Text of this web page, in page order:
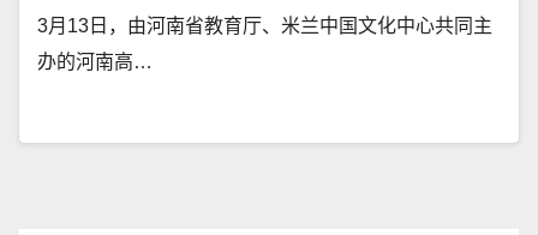
3月13日，由河南省教育厅、米兰中国文化中心共同主
办的河南高…